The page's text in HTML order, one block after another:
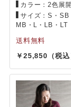
カラー：2色展開
サイズ：S・SB
MB・L・LB・LT
25,850